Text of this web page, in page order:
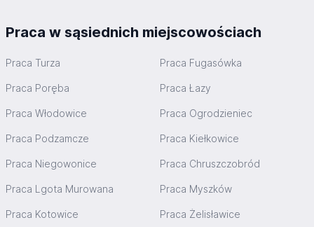
Praca w sąsiednich miejscowościach
Praca Turza Praca Fugasówka
Praca Poręba Praca Łazy
Praca Włodowice Praca Ogrodzieniec
Praca Podzamcze Praca Kiełkowice
Praca Niegowonice Praca Chruszczobród
Praca Lgota Murowana Praca Myszków
Praca Kotowice Praca Żelisławice